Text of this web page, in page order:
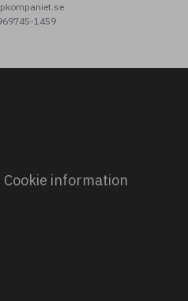
1459
information